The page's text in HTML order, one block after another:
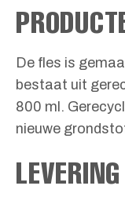
De fles is
bestaat uit
800 ml.
nieuwe